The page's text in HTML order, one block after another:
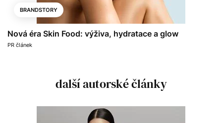
BRANDSTORY
Nová éra Skin Food: výživa, hydratace a glow
PR článek
další autorské články